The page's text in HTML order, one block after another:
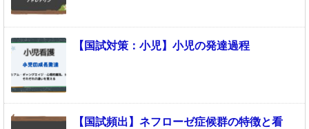
【国試対策：小児】小児の発達過程
【国試頻出】ネフローゼ症候群の特徴と看